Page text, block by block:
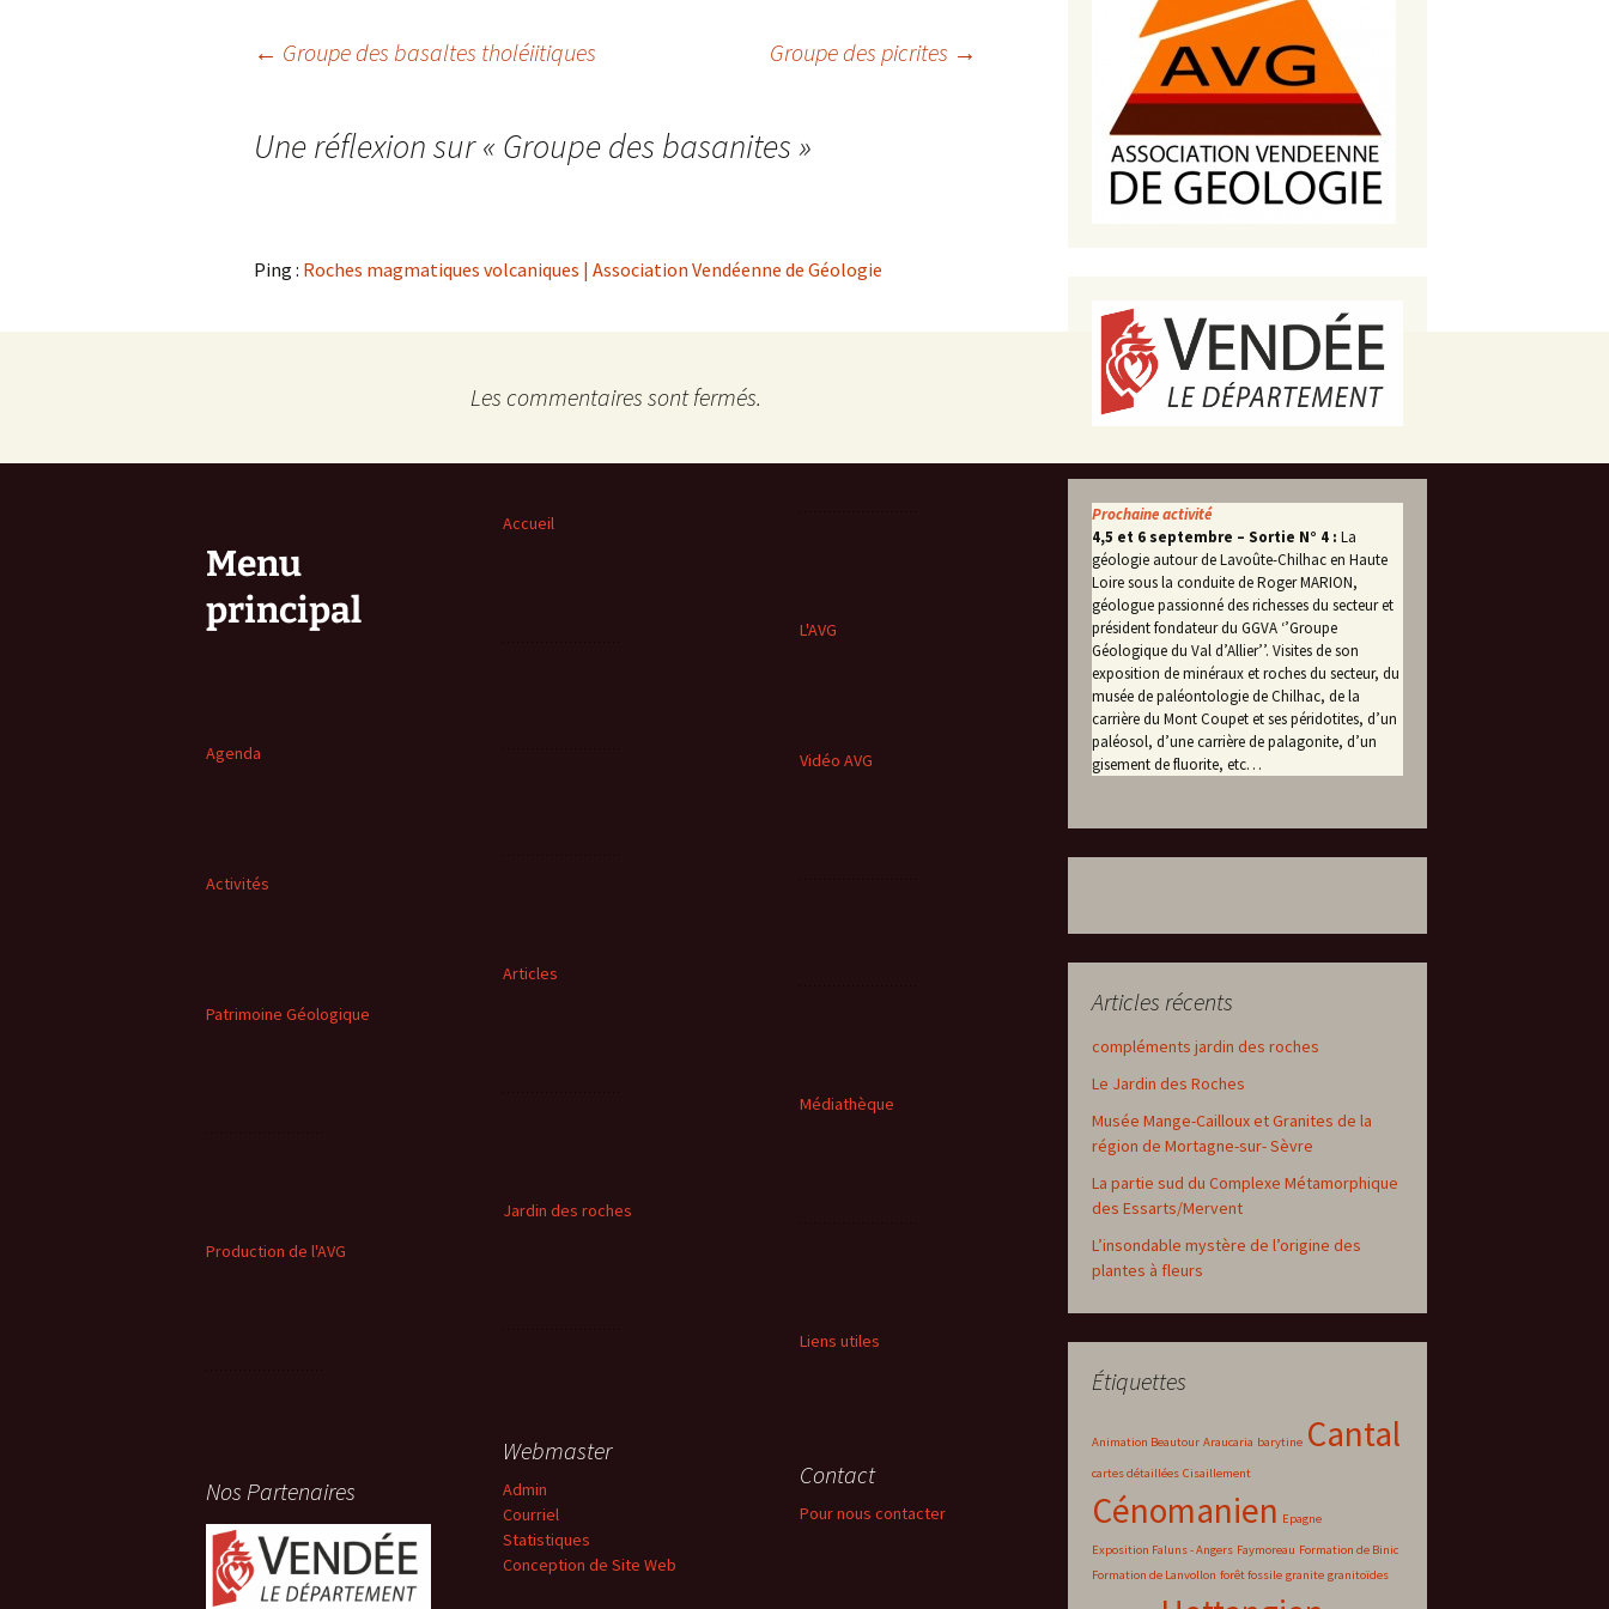
Conférences Conférences…
Lames minces de roches
Paysages, affleurements
Diaporamas
Cartes – schémas –
Echelles des temps
Analyse de livres, revues,
…
← Groupe des basaltes tholéiitiques Groupe des picrites →
Une réflexion sur « Groupe des basanites»
Ping : Roches magmatiques volcaniques | Association Vendéenne de Géologie
Les commentaires sont fermés.
Prochaine activité
4,5 et 6 septembre – Sortie N° 4 : La
géologie autour de Lavoûte-Chilhac en Haute
Loire sous la conduite de Roger MARION,
géologue passionné des richesses du secteur et
président fondateur du GGVA ‘’Groupe
Géologique du Val d’Allier’’. Visites de son
exposition de minéraux et roches du secteur, du
musée de paléontologie de Chilhac, de la
carrière du Mont Coupet et ses péridotites, d’un
paléosol, d’une carrière de palagonite, d’un
gisement de fluorite, etc…
Articles récents
compléments jardin des roches
Le Jardin des Roches
Musée Mange-Cailloux et Granites de la
région de Mortagne-sur- Sèvre
La partie sud du Complexe Métamorphique
des Essarts/Mervent
L’insondable mystère de l’origine des
plantes à fleurs
Étiquettes
Animation Beautour Araucaria barytine Cantal
cartes détaillées Cisaillement
Cénomanien Epagne
Exposition Faluns - Angers Faymoreau Formation de Binic
Formation de Lanvollon forêt fossile granite granitoïdes
Menu
principal
Accueil
L'AVG
Agenda Vidéo AVG
Activités
Articles
Patrimoine Géologique
Médiathèque
Jardin des roches
Production de l'AVG
Liens utiles
Webmaster
Admin
Courriel
Statistiques
Conception de Site Web
Contact
Pour nous contacter
Nos Partenaires